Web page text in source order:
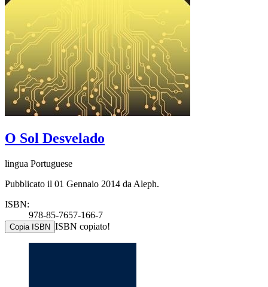
O Sol Desvelado
lingua Portuguese
Pubblicato il 01 Gennaio 2014 da Aleph.
ISBN:
978-85-7657-166-7
Copia ISBN ISBN copiato!